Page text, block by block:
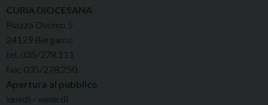
CURIA DIOCESANA
Piazza Duomo 5
24129 Bergamo
tel. 035/278.111
fax: 035/278.250
Apertura al pubblico
lunedì - venerdì